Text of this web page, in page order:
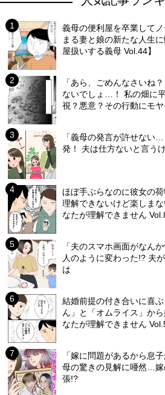
義母の便利屋を卒業して
まる妻と娘の新たな人生
屋扱いする義母 Vol.44】
「あら、ごめんなさいね
ないでしょ…！ 私の畑に
視？悪意？その行動にモ
「義母の発言が許せない
発！ 夫は仕方ないと言う
ほぼ手ぶらなのに彼女の
理解できないけど楽しま
なたが理解できません
「夫のスマホ画面がなん
人のように変わった!? 夫
は
結婚前提の付き合いに喜
ん」と「オムライス」か
なたが理解できません
「嫁に問題があるから息
母の驚きの見解に唖然…
張!?